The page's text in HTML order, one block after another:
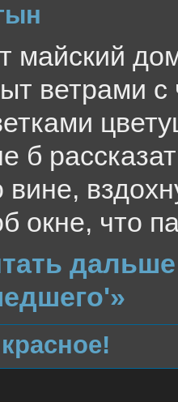
майский
ветрами с
б
вине,
окне, что